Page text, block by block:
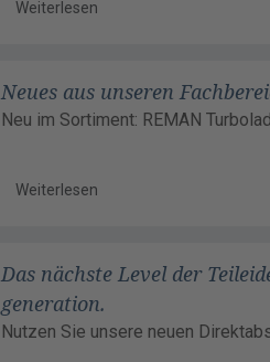
Weiterlesen
Neues aus unseren
Neu im Sortiment: REMAN
Weiterlesen
Das nächste Level der
generation.
Nutzen Sie unsere neuen